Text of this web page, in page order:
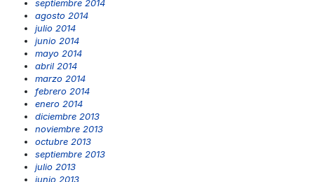
septiembre 2014
agosto 2014
julio 2014
junio 2014
mayo 2014
abril 2014
marzo 2014
febrero 2014
enero 2014
diciembre 2013
noviembre 2013
octubre 2013
septiembre 2013
julio 2013
junio 2013